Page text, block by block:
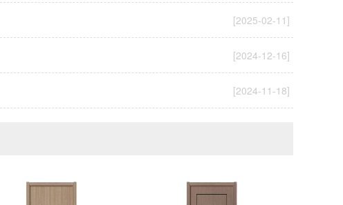
[2025-02-11]
[2024-12-16]
[2024-11-18]